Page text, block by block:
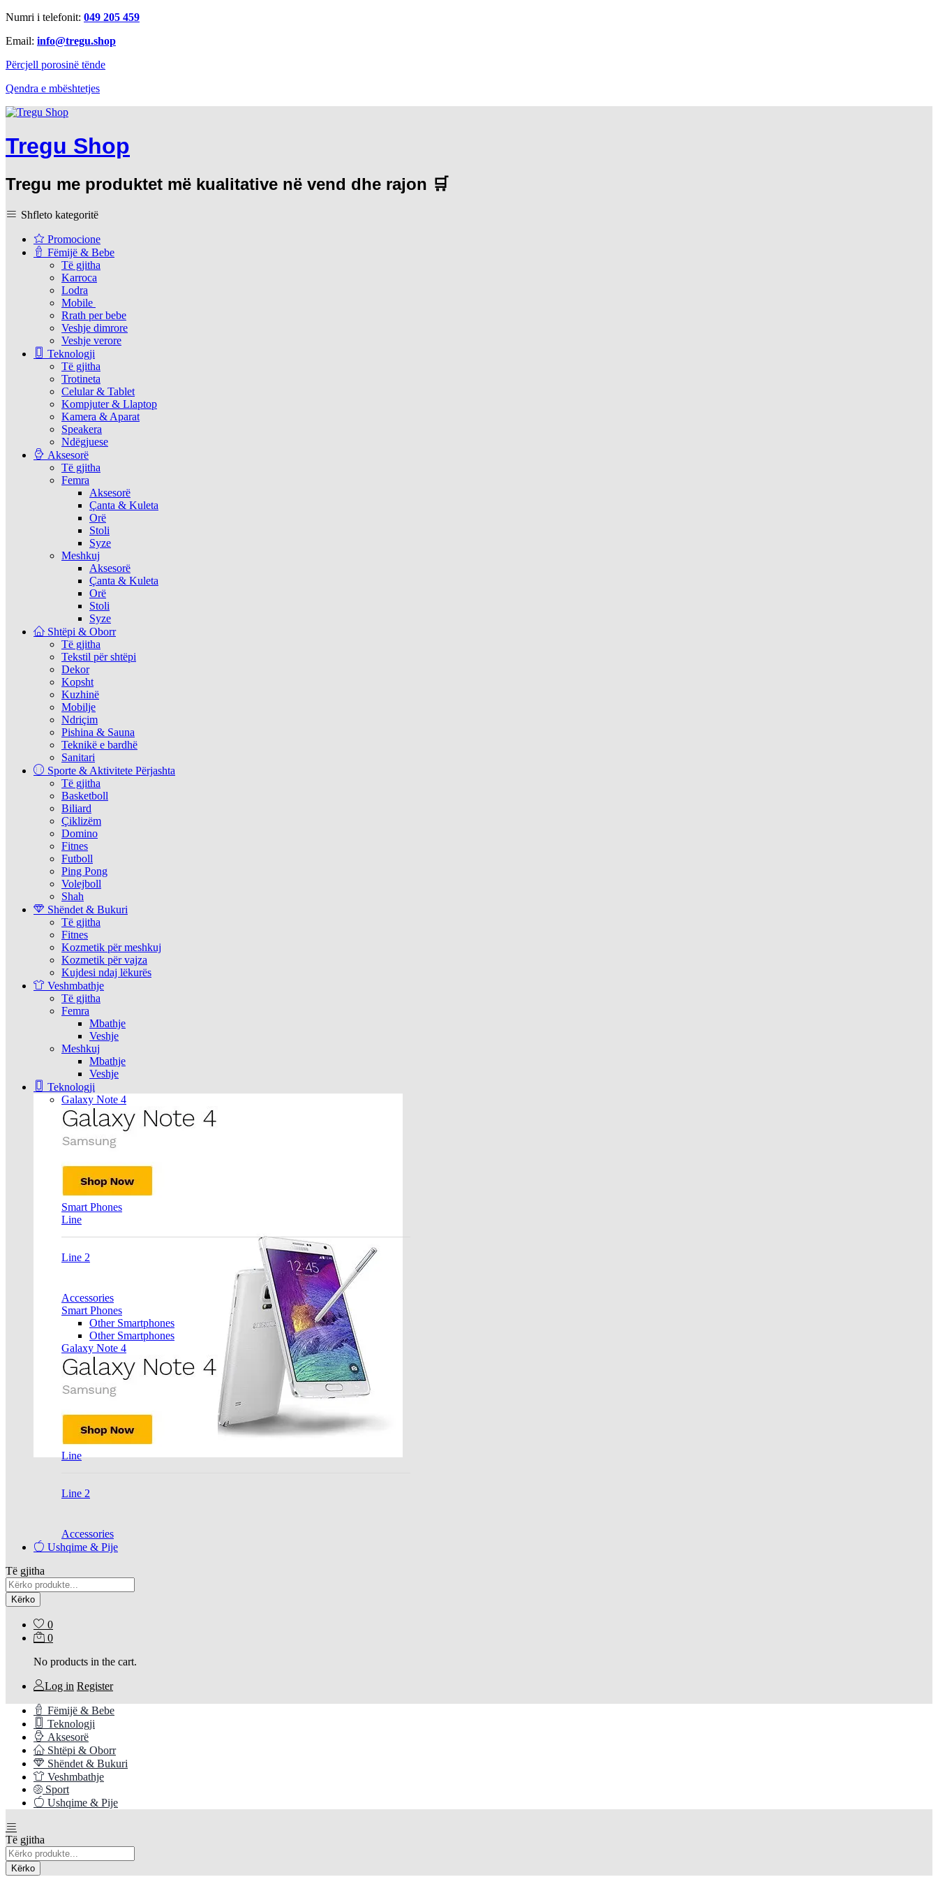
Numri i telefonit: 049 205 459
Email: info@tregu.shop
Përcjell porosinë tënde
Qendra e mbështetjes
Tregu Shop
Tregu me produktet më kualitative në vend dhe rajon 🛒
Shfleto kategoritë
Promocione
Fëmijë & Bebe
Të gjitha
Karroca
Lodra
Mobile
Rrath per bebe
Veshje dimrore
Veshje verore
Teknologji
Të gjitha
Trotineta
Celular & Tablet
Kompjuter & Llaptop
Kamera & Aparat
Speakera
Ndëgjuese
Aksesorë
Të gjitha
Femra
Aksesorë
Çanta & Kuleta
Orë
Stoli
Syze
Meshkuj
Aksesorë
Çanta & Kuleta
Orë
Stoli
Syze
Shtëpi & Oborr
Të gjitha
Tekstil për shtëpi
Dekor
Kopsht
Kuzhinë
Mobilje
Ndriçim
Pishina & Sauna
Teknikë e bardhë
Sanitari
Sporte & Aktivitete Përjashta
Të gjitha
Basketboll
Biliard
Çiklizëm
Domino
Fitnes
Futboll
Ping Pong
Volejboll
Shah
Shëndet & Bukuri
Të gjitha
Fitnes
Kozmetik për meshkuj
Kozmetik për vajza
Kujdesi ndaj lëkurës
Veshmbathje
Të gjitha
Femra
Mbathje
Veshje
Meshkuj
Mbathje
Veshje
Teknologji
Galaxy Note 4
Smart Phones
Line
Line 2
Accessories
Smart Phones
Other Smartphones
Other Smartphones
Galaxy Note 4
Line
Line 2
Accessories
Ushqime & Pije
Të gjitha
Kërko
0
0
No products in the cart.
Log in Register
Fëmijë & Bebe
Teknologji
Aksesorë
Shtëpi & Oborr
Shëndet & Bukuri
Veshmbathje
Sport
Ushqime & Pije
Të gjitha
Kërko